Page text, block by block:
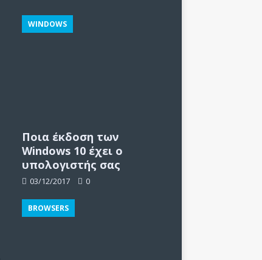
Ποια έκδοση των
Windows 10 έχει ο
υπολογιστής σας
WINDOWS
03/12/2017 0
BROWSERS